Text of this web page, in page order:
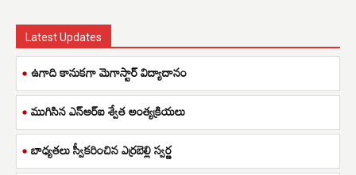
Latest Updates
ఉగాది కానుకగా మెగాస్టార్ విద్యాదానం
ముగిసిన ఎన్ఆర్ఐ శ్వేత అంత్యక్రియలు
బాధ్యతలు స్వీకరించిన ఎర్రబెల్లి స్వర్ణ